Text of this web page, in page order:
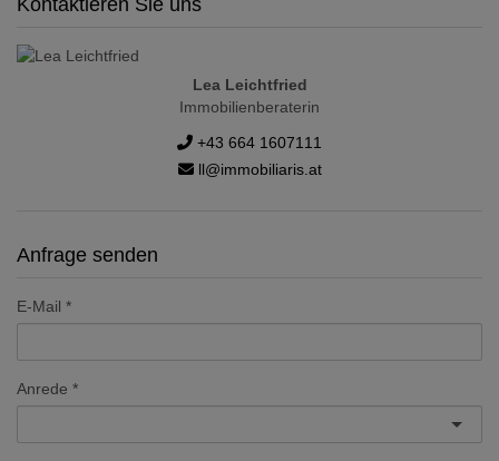
Kontaktieren Sie uns
Lea Leichtfried
Immobilienberaterin
+43 664 1607111
ll@immobiliaris.at
Anfrage senden
E-Mail
Anrede